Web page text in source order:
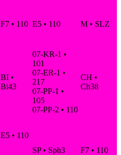
F7 • 110 E5 • 110
M • SLZ
BI •
Bi43
07-KR-1 •
101
07-ER-1 •
217
07-PP-1 •
105
07-PP-2 • 110
CH •
Ch38
E5 • 110
SP • Sph3
F7 • 110